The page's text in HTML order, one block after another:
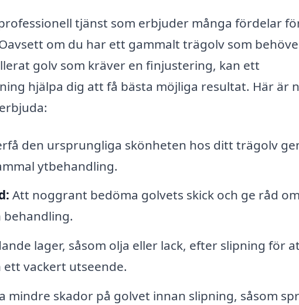
tjänst som erbjuder många fördelar
om du har ett gammalt trägolv som
golv som kräver en finjustering, kan ett
hjälpa dig att få bästa möjliga resultat. Här är
den ursprungliga skönheten hos ditt trägolv
ytbehandling.
Att noggrant bedöma golvets skick och ge råd om
lager, såsom olja eller lack, efter slipning för
vackert utseende.
mindre skador på golvet innan slipning, såsom